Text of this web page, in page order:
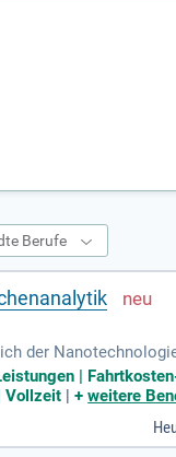
Berufe
der
|
Vollzeit |+weitere